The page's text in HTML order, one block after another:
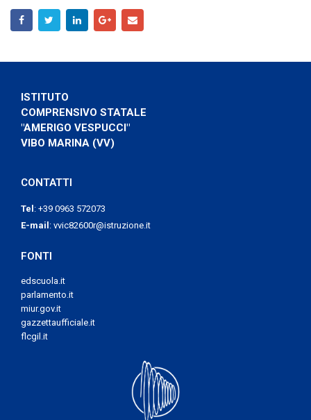
ISTITUTO
COMPRENSIVO STATALE
"AMERIGO VESPUCCI"
VIBO MARINA (VV)
CONTATTI
Tel : +39 0963 572073
E-mail : vvic82600r@istruzione.it
FONTI
edscuola.it
parlamento.it
miur.gov.it
gazzettaufficiale.it
flcgil.it